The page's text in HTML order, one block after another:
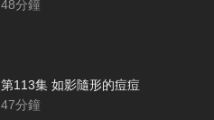
48分鐘
第113集 如影隨形的痘痘
47分鐘